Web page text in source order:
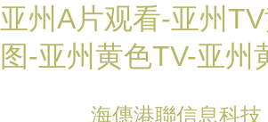
亚州A片观看-亚州
图-亚州黄色TV-亚州
海僡港聯信息科